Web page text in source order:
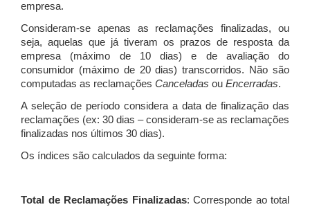
empresa.
Consideram-se apenas as reclamações finalizadas, ou
seja, aquelas que já tiveram os prazos de resposta da
empresa (máximo de 10 dias) e de avaliação do
consumidor (máximo de 20 dias) transcorridos. Não são
computadas as reclamações Canceladas ou Encerradas.
A seleção de período considera a data de finalização das
reclamações (ex: 30 dias – consideram-se as reclamações
finalizadas nos últimos 30 dias).
Os índices são calculados da seguinte forma:
Total de Reclamações Finalizadas: Corresponde ao total